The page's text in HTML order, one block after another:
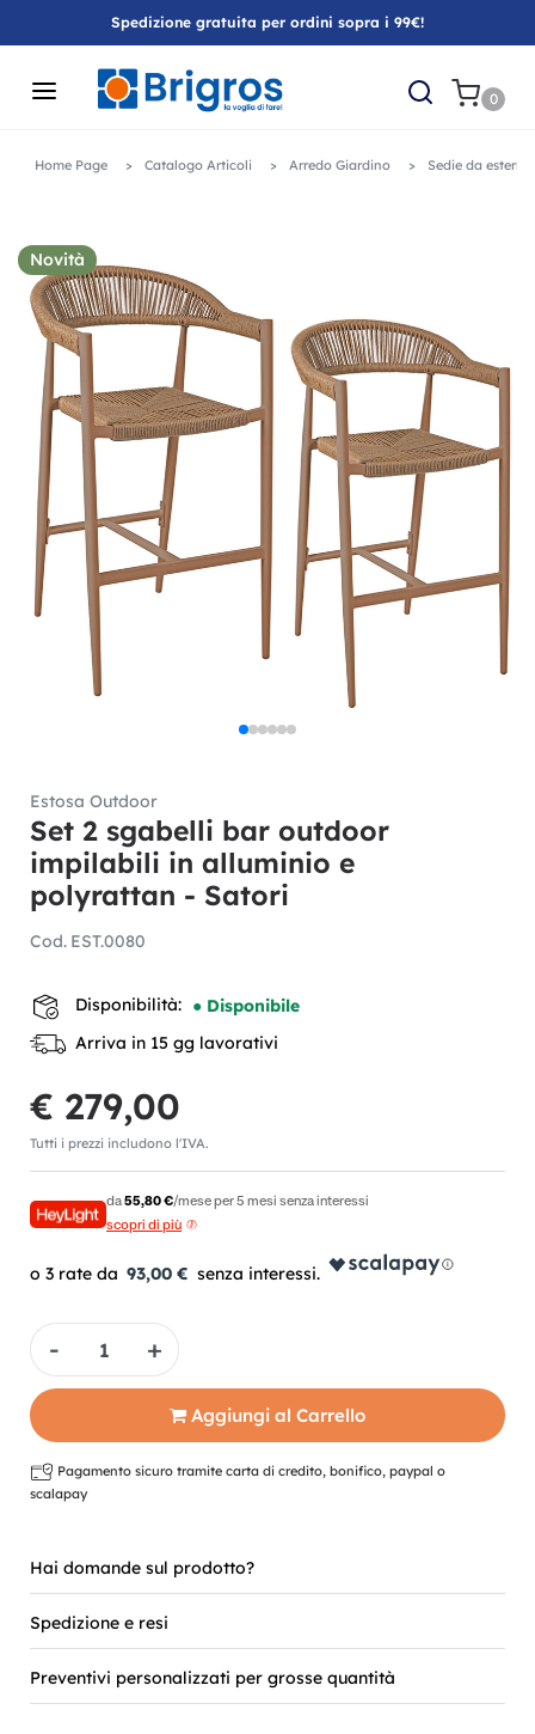
Spedizione gratuita per ordini sopra i 99€!
0
Home Page Catalogo Articoli Arredo Giardino Sedie da esterno
Novità
Estosa Outdoor
Set 2 sgabelli bar outdoor
impilabili in alluminio e
polyrattan - Satori
Cod. EST.0080
Disponibilità: ● Disponibile
Arriva in 15 gg lavorativi
€ 279,00
Tutti i prezzi includono l'IVA.
da55,80 €/mese per 5 mesi senza interessi
scopri di più
93,00 €
Quantità
Aggiungi al Carrello
Pagamento sicuro tramite carta di credito, bonifico, paypal o
scalapay
Hai domande sul prodotto?
Spedizione e resi
Preventivi personalizzati per grosse quantità